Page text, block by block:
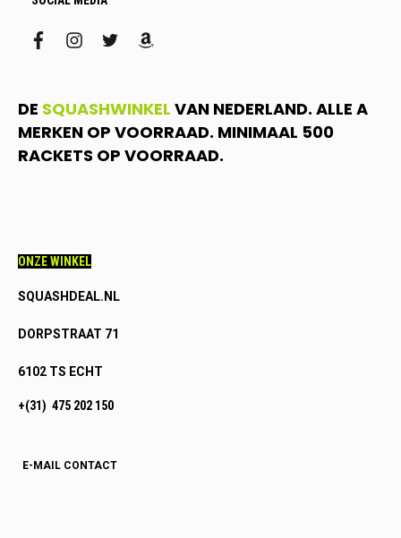
facebookinstagram
twitteramazon
DE SQUASHWINKEL VAN NEDERLAND. ALLE A
MERKEN OP VOORRAAD. MINIMAAL 500
RACKETS OP VOORRAAD.
ONZE WINKEL
SQUASHDEAL.NL
DORPSTRAAT 71
6102 TS ECHT
+(31) 475 202 150
E-MAIL CONTACT